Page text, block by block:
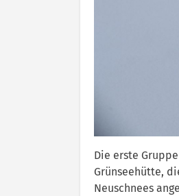
Die erste
Grünseehütte,
Neuschnees